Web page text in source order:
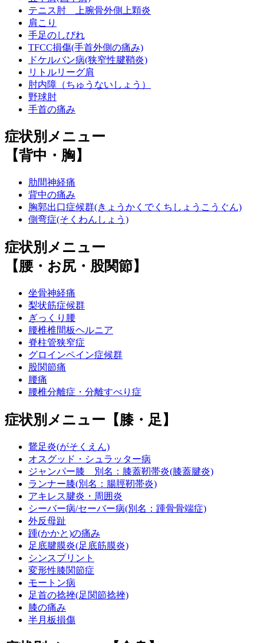
テニス肘 上腕骨外側上顆炎
肩こり
手足のしびれ
TFCC損傷(手首外側の痛み)
ドケルバン病(狭窄性腱鞘炎)
リトルリーグ肩
肘内障（ちゅうないしょう）
野球肘
手首の痛み
症状別メニュー
【背中・胸】
肋間神経痛
背中の痛み
胸郭出口症候群(きょうかくでくちしょうこうぐん)
側弯症(そくわんしょう)
症状別メニュー
【腰・お尻・股関節】
坐骨神経痛
梨状筋症候群
ぎっくり腰
腰椎椎間板ヘルニア
脊柱管狭窄症
グロインペイン症候群
股関節痛
腰痛
腰椎分離症・分離すべり症
症状別メニュー【膝・足】
鵞足炎(がそくえん)
オスグッド・シュラッター病
ジャンパー膝 別名：膝蓋靭帯炎(膝蓋腱炎)
ランナー膝(別名：腸脛靭帯炎)
アキレス腱炎・周囲炎
シーバー病/セーバー病(別名：踵骨骨端症)
外反母趾
踵(かかと)の痛み
足底腱膜炎(足底筋膜炎)
シンスプリント
変形性膝関節症
モートン病
足首の捻挫(足関節捻挫)
膝の痛み
半月板損傷